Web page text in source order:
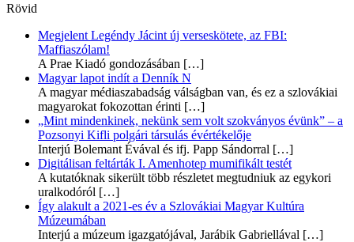
Rövid
Megjelent Legéndy Jácint új verseskötete, az FBI:
Maffiaszólam!
A Prae Kiadó gondozásában […]
Magyar lapot indít a Denník N
A magyar médiaszabadság válságban van, és ez a szlovákiai
magyarokat fokozottan érinti […]
„Mint mindenkinek, nekünk sem volt szokványos évünk” – a
Pozsonyi Kifli polgári társulás évértékelője
Interjú Bolemant Évával és ifj. Papp Sándorral […]
Digitálisan feltárták I. Amenhotep mumifikált testét
A kutatóknak sikerült több részletet megtudniuk az egykori
uralkodóról […]
Így alakult a 2021-es év a Szlovákiai Magyar Kultúra
Múzeumában
Interjú a múzeum igazgatójával, Jarábik Gabriellával […]